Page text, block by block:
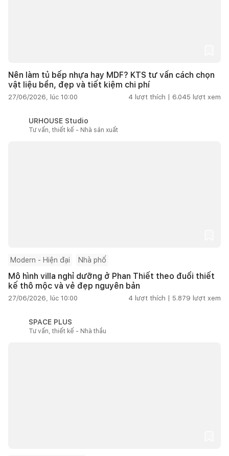
Nên làm tủ bếp nhựa hay MDF? KTS tư vấn cách chọn
vật liệu bền, đẹp và tiết kiệm chi phí
27/06/2026, lúc 10:00 4 lượt thích | 6.045 lượt xem
URHOUSE Studio
Tư vấn, thiết kế - Nhà sản xuất
Modern - Hiện đại Nhà phố
Mô hình villa nghỉ dưỡng ở Phan Thiết theo đuổi thiết
kế thô mộc và vẻ đẹp nguyên bản
27/06/2026, lúc 10:00 4 lượt thích | 5.879 lượt xem
SPACE PLUS
Tư vấn, thiết kế - Nhà thầu